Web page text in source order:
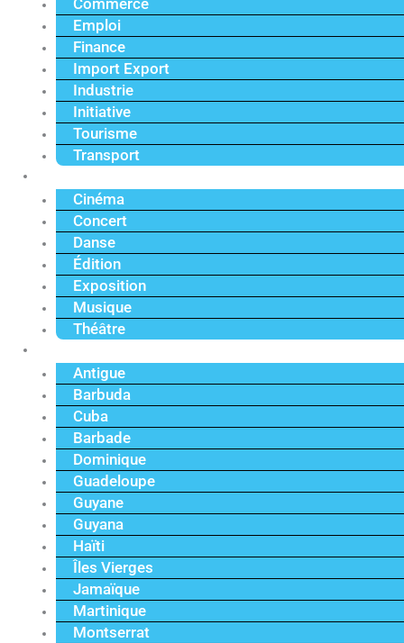
Commerce
Emploi
Finance
Import Export
Industrie
Initiative
Tourisme
Transport
Cinéma
Concert
Danse
Édition
Exposition
Musique
Théâtre
Antigue
Barbuda
Cuba
Barbade
Dominique
Guadeloupe
Guyane
Guyana
Haïti
Îles Vierges
Jamaïque
Martinique
Montserrat